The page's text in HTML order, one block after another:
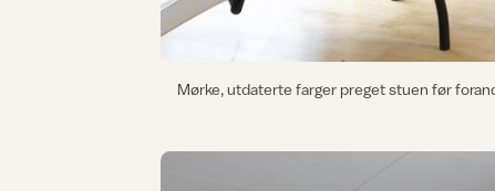
Mørke, utdaterte farger preget stuen før